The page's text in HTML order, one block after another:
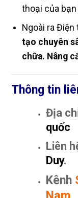
thoại của bạn
Ngoài ra Điện
tạo chuyên
chữa. Nâng
Thông tin
Địa
quốc
Liên
Duy.
Kênh